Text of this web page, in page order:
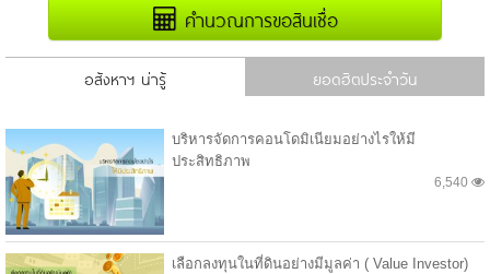
คำนวณการขอสินเชื่อ
อสังหาฯ น่ารู้ ยอดฮิตประจำวัน
บริหารจัดการคอนโดมิเนียมอย่างไรให้มี
ประสิทธิภาพ
6,540
เลือกลงทุนในที่ดินอย่างมีมูลค่า ( Value Investor)